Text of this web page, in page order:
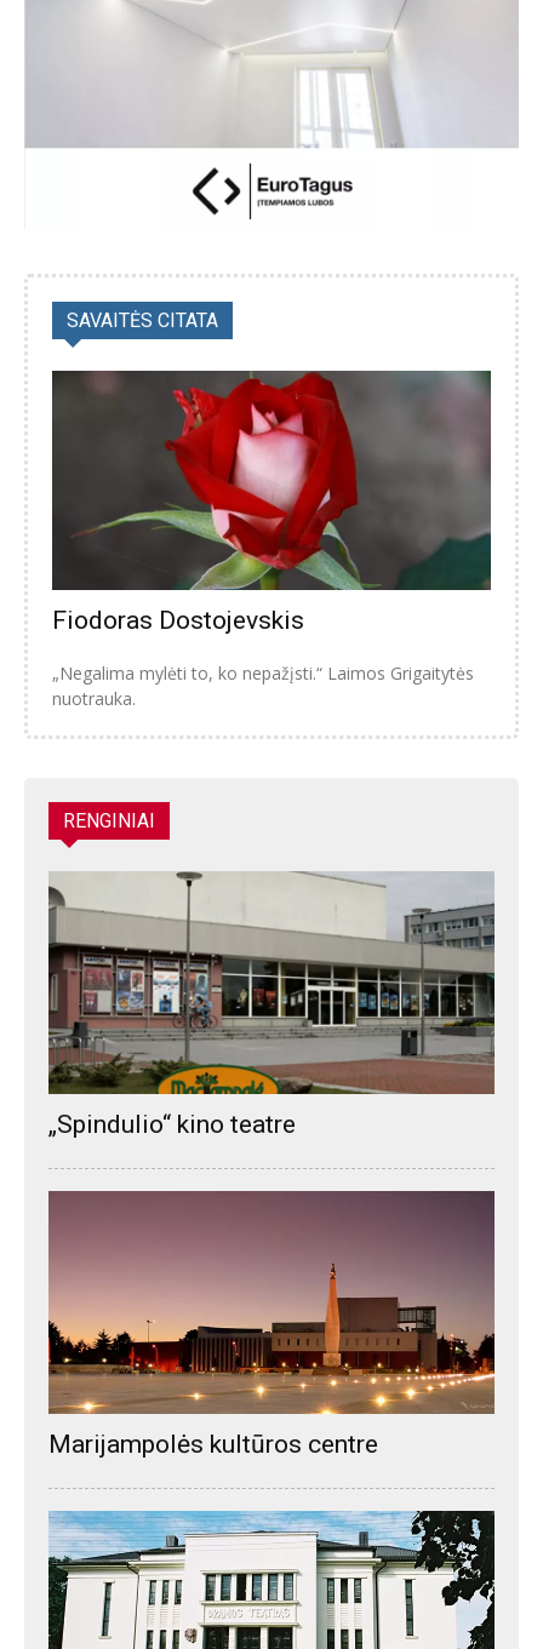
SAVAITĖS CITATA
Fiodoras Dostojevskis
„Negalima mylėti to, ko nepažįsti.“ Laimos Grigaitytės
nuotrauka.
RENGINIAI
„Spindulio“ kino teatre
Marijampolės kultūros centre